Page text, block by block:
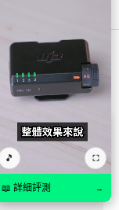
89
耳式監聽
人聲利器
🎵 ⛶
📖 詳細評測 →